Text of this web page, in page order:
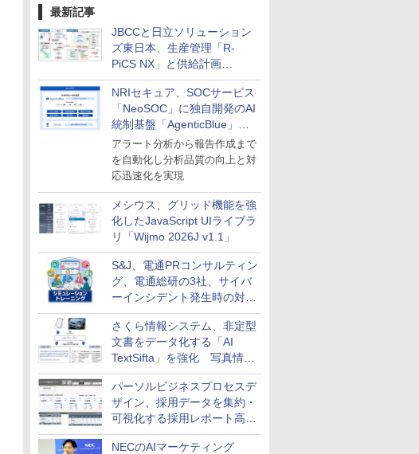
最新記事
JBCCと日立ソリューション
ズ東日本、生産管理「R-
PiCS NX」と供給計画
「scSQUARE ISP」の連携サ
ービスを提供開始
NRIセキュア、SOCサービス
「NeoSOC」に独自開発のAI
統制基盤「AgenticBlue」を
導入
アラート分析から報告作成まで
を自動化し分析品質の向上と対
応迅速化を実現
メシウス、グリッド機能を強
化したJavaScript UIライブラ
リ「Wijmo 2026J v1.1」
S&J、電通PRコンサルティン
グ、電通総研の3社、サイバ
ーインシデント発生時の対応
と危機管理広報を一体的に訓
練するプログラムを提供
さくら情報システム、非定型
文書をデータ化する「AI
TextSifta」を強化 写真情報
のデータ化などに対応
パーソルビジネスプロセスデ
ザイン、採用データを集約・
可視化する採用レポート高速
化サービスを提供
NECのAIマーケティング